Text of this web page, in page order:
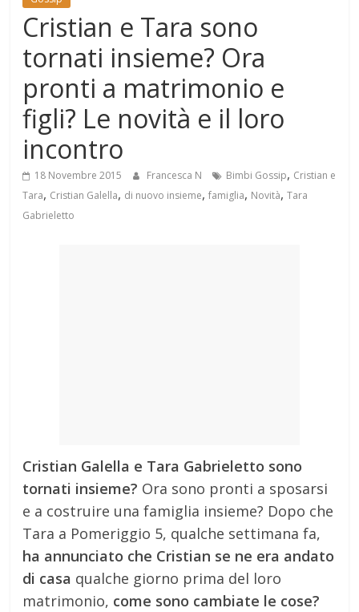
Mondo
Cristian e Tara sono
tornati insieme? Ora
pronti a matrimonio e
figli? Le novità e il loro
incontro
18 Novembre 2015 Francesca N Bimbi Gossip, Cristian e
Tara, Cristian Galella, di nuovo insieme,famiglia, Novità,Tara
Gabrieletto
Cristian Galella e Tara Gabrieletto sono
tornati insieme? Ora sono pronti a sposarsi
e a costruire una famiglia insieme? Dopo che
Tara a Pomeriggio 5, qualche settimana fa,
ha annunciato che Cristian se ne era andato
di casa qualche giorno prima del loro
matrimonio, come sono cambiate le cose?